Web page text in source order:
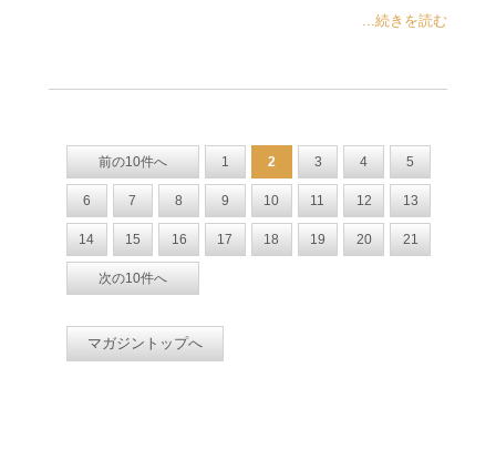
...続きを読む
前の10件へ 1 2 3 4 5
6 7 8 9 10 11 12 13
14 15 16 17 18 19 20 21
次の10件へ
マガジントップへ